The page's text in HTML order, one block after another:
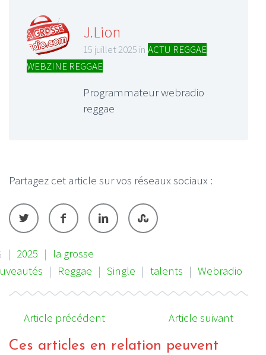
J.Lion
15 juillet 2025 in ACTU REGGAE
WEBZINE REGGAE
Programmateur webradio
reggae
Partagez cet article sur vos réseaux sociaux :
| 2025 | la grosse
| Reggae | Single | talents | Webradio
Article précédent Article suivant
Ces articles en relation peuvent